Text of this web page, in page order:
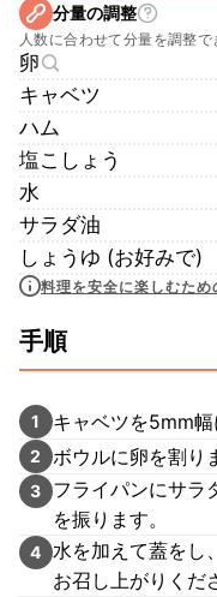
分量の調整
人数に合わせて分量を調整
卵
キャベツ
ハム
塩こしょう
水
サラダ油
しょうゆ (お好みで)
料理を安全に楽しむため
手順
1 キャベツを5mm幅
2 ボウルに卵を割り
3
フライパンにサラ
を振ります。
4 水を加えて蓋をし
お召し上がりくだ